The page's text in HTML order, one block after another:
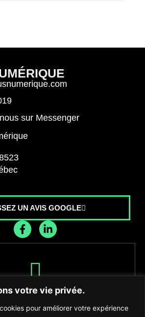
votre vie privée.
pour améliorer votre expérience
sur Messenger
UN AVIS GOOGLE
dernières nouvelles de